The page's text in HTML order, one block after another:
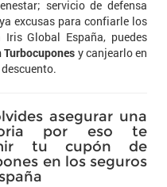
servicio de defensa
excusas para confiarle los
Global España, puedes
y canjearlo en
asegurar una
por eso te
tu cupón de
en los seguros